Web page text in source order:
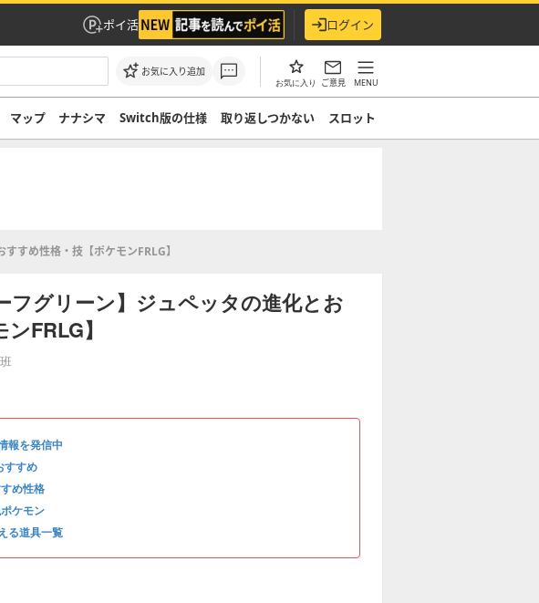
ポイ活 ログイン
お気に入り追加
お気に入り ご意見 MENU
マップ ナナシマ Switch版の仕様 取り返しつかない スロット
すめ性格・技【ポケモンFRLG】
フグリーン】ジュペッタの進化とお
FRLG】
報を発信中
すすめ
め性格
ケモン
る道具一覧